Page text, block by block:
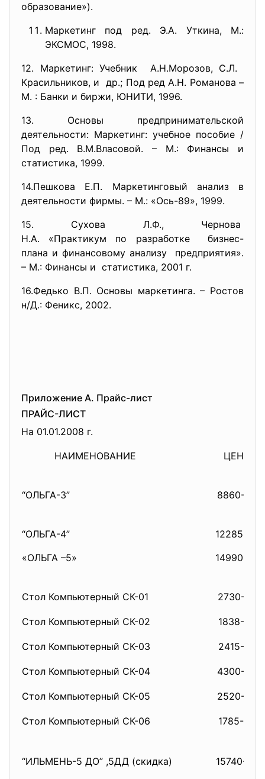
образование»).
Маркетинг под ред. Э.А. Уткина, М.:
ЭКСМОС, 1998.
12. Маркетинг: Учебник А.Н.Морозов, С.Л.
Красильников, и др.; Под ред А.Н. Романова –
М. : Банки и биржи, ЮНИТИ, 1996.
13. Основы предпринимательской
деятельности: Маркетинг: учебное пособие /
Под ред. В.М.Власовой. – М.: Финансы и
статистика, 1999.
14.Пешкова Е.П. Маркетинговый анализ в
деятельности фирмы. – М.: «Ось-89», 1999.
15. Сухова Л.Ф., Чернова
Н.А. «Практикум по разработке бизнес-
плана и финансовому анализу предприятия».
– М.: Финансы и статистика, 2001 г.
16.Федько В.П. Основы маркетинга. – Ростов
н/Д.: Феникс, 2002.
Приложение А. Прайс-лист
ПРАЙС-ЛИСТ
На 01.01.2008 г.
НАИМЕНОВАНИЕ ЦЕНА
“ОЛЬГА-3” 8860-00
“ОЛЬГА-4”
«ОЛЬГА –5»
12285-00
14990-00
Стол Компьютерный СК-01 2730-00
Стол Компьютерный СК-02 1838-00
Стол Компьютерный СК-03 2415-00
Стол Компьютерный СК-04 4300-00
Стол Компьютерный СК-05 2520-00
Стол Компьютерный СК-06 1785-00
“ИЛЬМЕНЬ-5 ДО” ,5ДД (скидка) 15740-00